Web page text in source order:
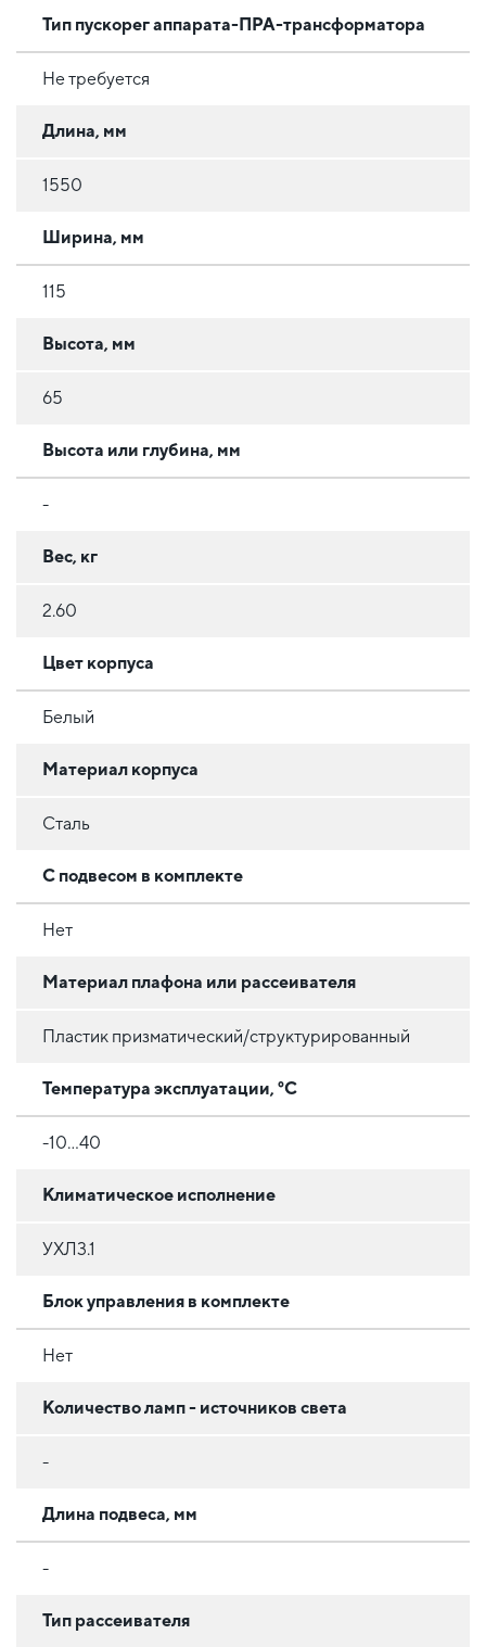
Тип пускорег аппарата-ПРА-трансформатора
Не требуется
Длина, мм
1550
Ширина, мм
115
Высота, мм
65
Высота или глубина, мм
-
Вес, кг
2.60
Цвет корпуса
Белый
Материал корпуса
Сталь
С подвесом в комплекте
Нет
Материал плафона или рассеивателя
Пластик призматический/структурированный
Температура эксплуатации, °C
-10...40
Климатическое исполнение
УХЛ3.1
Блок управления в комплекте
Нет
Количество ламп - источников света
-
Длина подвеса, мм
-
Тип рассеивателя